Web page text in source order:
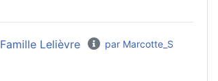
Famille Lelièvre par Marcotte_S